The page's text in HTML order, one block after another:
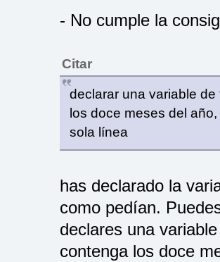
- No cumple la
Citar
declarar una variable
los doce meses del
sola línea
has declarado la
como pedían.
declares una
contenga los doce